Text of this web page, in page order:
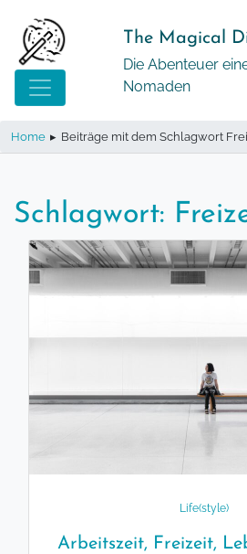
zum
Inhalt
The Magical
Die Abenteuer
Nomaden
Home ▸ Beiträge mit dem Schlagwort
Schlagwort:
Life(style)
Arbeitszeit, Freizeit,